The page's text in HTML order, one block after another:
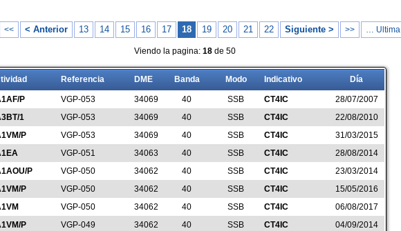
<< < Anterior 13 14 15 16 17 18 19 20 21 22 Siguiente > >> … Ultima |
Viendo la pagina: 18 de 50
Referencia DME Banda Modo Indicativo Día
P VGP-053 34069 40 SSB CT4IC
28/07/2007
1
VGP-053 34069 40 SSB CT4IC
22/08/2010
P
VGP-053 34069 40 SSB CT4IC
31/03/2015
VGP-051 34063 40 SSB CT4IC
28/08/2014
P
VGP-050 34062 40 SSB CT4IC
23/03/2014
P
VGP-050 34062 40 SSB CT4IC
15/05/2016
VGP-050 34062 40 SSB CT4IC
06/08/2017
P
VGP-049 34062 40 SSB CT4IC
04/09/2014